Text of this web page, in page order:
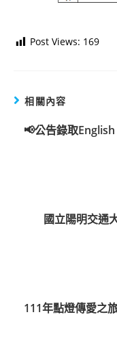
Post Views: 169
相關內容
📢公告錄取
國立陽明交通
111年點燈傳愛之